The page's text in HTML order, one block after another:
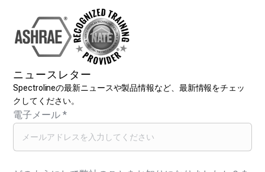
ニュースレター
Spectrolineの最新ニュースや製品情報など、最新情報をチェッ
クしてください。
電子メール*